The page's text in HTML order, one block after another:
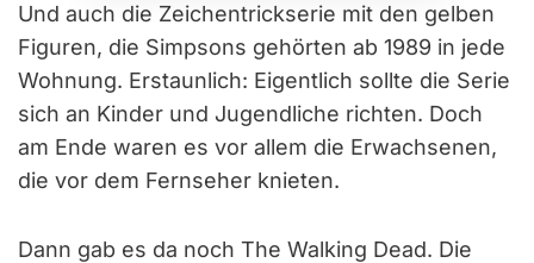
Und auch die Zeichentrickserie mit den gelben
Figuren, die Simpsons gehörten ab 1989 in jede
Wohnung. Erstaunlich: Eigentlich sollte die Serie
sich an Kinder und Jugendliche richten. Doch
am Ende waren es vor allem die Erwachsenen,
die vor dem Fernseher knieten.
Dann gab es da noch The Walking Dead. Die